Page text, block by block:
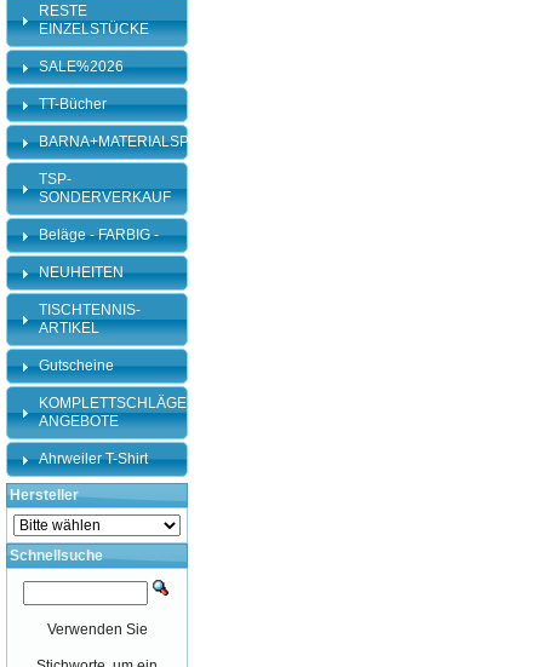
RESTE
EINZELSTÜCKE
SALE%2026
TT-Bücher
BARNA+MATERIALSPEZI
TSP-
SONDERVERKAUF
Beläge - FARBIG -
NEUHEITEN
TISCHTENNIS-
ARTIKEL
Gutscheine
KOMPLETTSCHLÄGER-
ANGEBOTE
Ahrweiler T-Shirt
Hersteller
Schnellsuche
Verwenden Sie